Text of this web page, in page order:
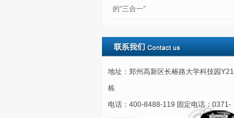
的“三合一”
地址：郑州高新区长椿路大学科技园Y21
栋
电话：400-8488-119 固定电话：0371-